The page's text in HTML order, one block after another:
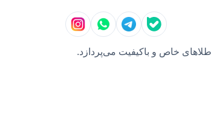
خاص و باکیفیت می‌پردازد.